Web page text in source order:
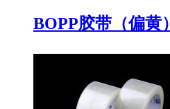
BOPP胶带（偏黄）